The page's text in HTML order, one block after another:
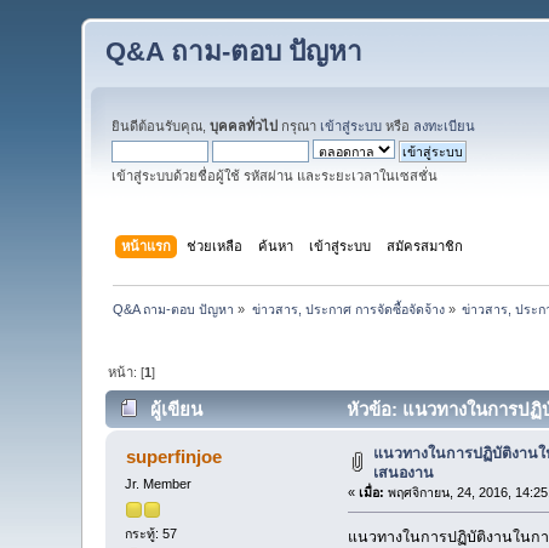
Q&A ถาม-ตอบ ปัญหา
ยินดีต้อนรับคุณ,บุคคลทั่วไป กรุณา เข้าสู่ระบบ หรือ ลงทะเบียน
เข้าสู่ระบบด้วยชื่อผู้ใช้ รหัสผ่าน และระยะเวลาในเซสชั่น
หน้าแรก ช่วยเหลือ ค้นหา เข้าสู่ระบบ สมัครสมาชิก
Q&A ถาม-ตอบ ปัญหา » ข่าวสาร, ประกาศ การจัดซื้อจัดจ้าง» ข่าวสาร, ประก
หน้า: [1]
ผู้เขียน หัวข้อ: แนวทางในการปฏิ
superfinjoe
Jr. Member
กระทู้: 57
แนวทางในการปฏิบัติงาน
เสนองาน
« เมื่อ: พฤศจิกายน, 24, 2016,
แนวทางในการปฏิบัติงานในก